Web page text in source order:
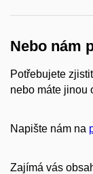
Nebo nám
Potřebujete
nebo máte jinou
Napište nám na
Zajímá vás